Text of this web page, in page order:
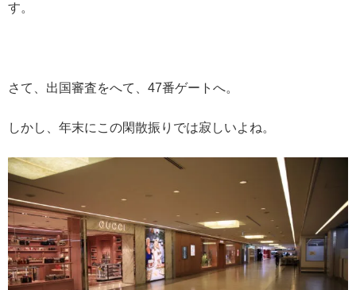
す。
さて、出国審査をへて、47番ゲートへ。
しかし、年末にこの閑散振りでは寂しいよね。